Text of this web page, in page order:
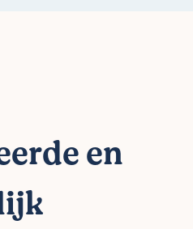
en